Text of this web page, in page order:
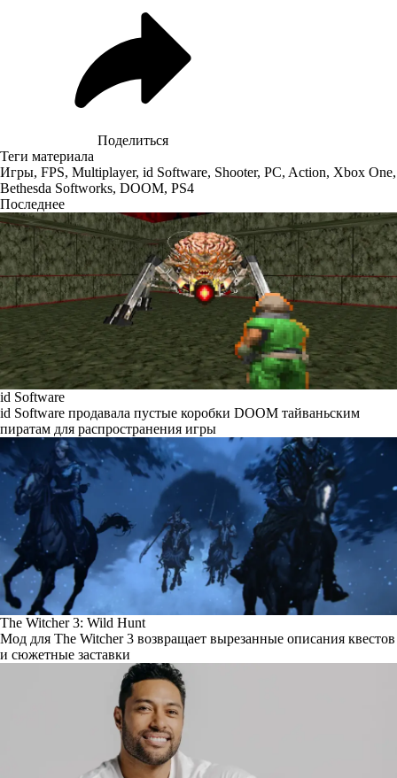
Поделиться
Теги материала
Игры, FPS, Multiplayer, id Software, Shooter, PC, Action, Xbox One,
Bethesda Softworks, DOOM, PS4
Последнее
id Software
id Software продавала пустые коробки DOOM тайваньским
пиратам для распространения игры
The Witcher 3: Wild Hunt
Мод для The Witcher 3 возвращает вырезанные описания квестов
и сюжетные заставки